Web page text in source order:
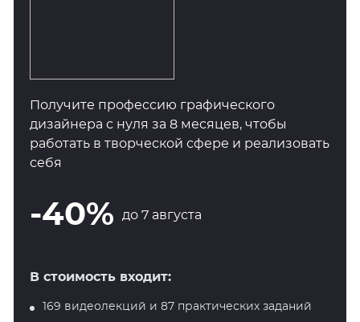
Получите профессию графического
дизайнера с нуля за 8 месяцев, чтобы
работать в творческой сфере и реализовать
себя
-40% до 7 августа
В стоимость входит:
169 видеолекций и 87 практических заданий